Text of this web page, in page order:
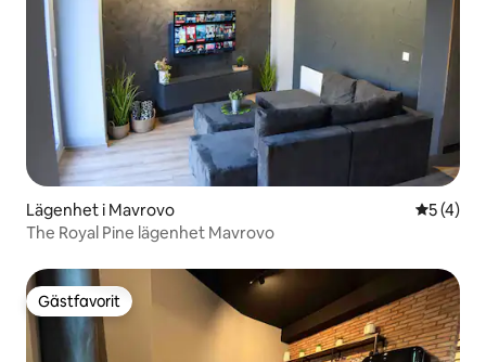
Lägenhet i Mavrovo 5 av 5 i
5 (4)
The Royal Pine lägenhet Mavrovo
Gästfavorit
Gästfavorit